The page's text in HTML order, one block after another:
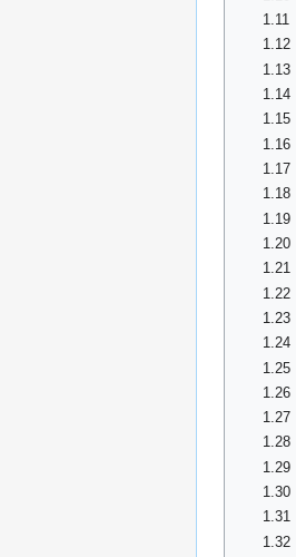
1.11
1.12
1.13
1.14
1.15
1.16
1.17
1.18
1.19
1.20
1.21
1.22
1.23
1.24
1.25
1.26
1.27
1.28
1.29
1.30
1.31
1.32